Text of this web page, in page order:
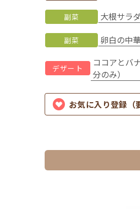
副菜 大根サラダ
副菜 卵白の中
デザート
ココアとバ
分のみ）
お気に入り登録（